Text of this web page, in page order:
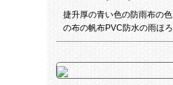
捷升厚の青い色の防雨布の色
の布の帆布PVC防水の雨ほろ
の布の油布のトラックの日よ
ぼうの4メ-トル*7メ-トル*7メ-
トルトル